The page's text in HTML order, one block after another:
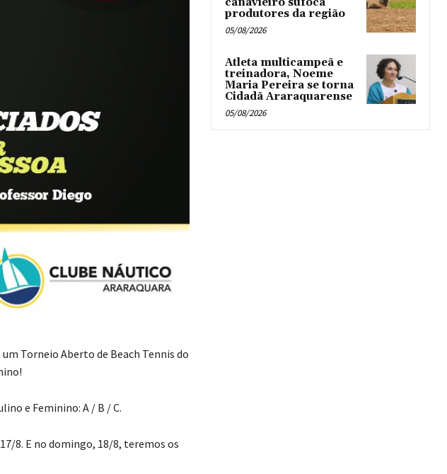
Torneio Aberto de Beach Tennis do
e Feminino: A / B / C.
8. E no domingo, 18/8, teremos os
produtores da região
05/08/2026
Atleta multicampeã e
treinadora, Noeme
Maria Pereira se torna
Cidadã Araraquarense
05/08/2026